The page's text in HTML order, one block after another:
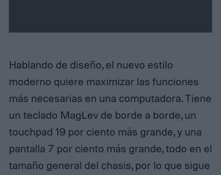
Hablando de diseño, el nuevo estilo
moderno quiere maximizar las funciones
más necesarias en una computadora. Tiene
un teclado MagLev de borde a borde, un
touchpad 19 por ciento más grande, y una
pantalla 7 por ciento más grande, todo en el
tamaño general del chasis, por lo que sigue